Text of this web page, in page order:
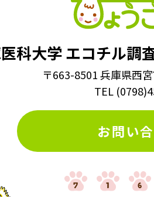
科大学エコチル調
〒663-8501 兵庫県西
TEL (0798)
お問い